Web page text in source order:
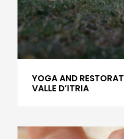
YOGA AND
VALLE D’ITRIA